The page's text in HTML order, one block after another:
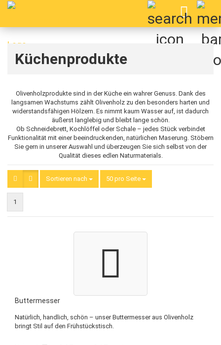
Küchenprodukte
Olivenholzprodukte sind in der Küche ein wahrer Genuss. Dank des
langsamen Wachstums zählt Olivenholz zu den besonders harten und
widerstandsfähigen Hölzern. Es nimmt kaum Wasser auf, ist dadurch
äußerst langlebig und bleibt lange schön.
Ob Schneidebrett, Kochlöffel oder Schale – jedes Stück verbindet
Funktionalität mit einer beeindruckenden, natürlichen Maserung. Stöbern
Sie gern in unserer Auswahl und überzeugen Sie sich selbst von der
Qualität dieses edlen Naturmaterials.
Sortieren nach
Sortieren nach 50 pro Seite
pro Seite
1
Buttermesser
Natürlich, handlich, schön – unser Buttermesser aus Olivenholz
bringt Stil auf den Frühstückstisch.